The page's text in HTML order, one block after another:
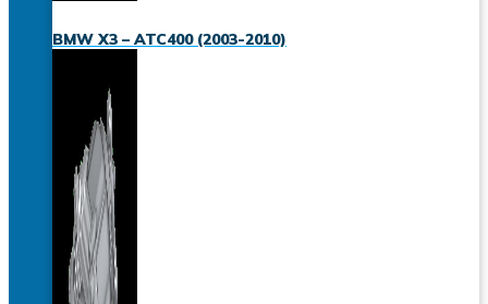
BMW X3 – ATC400 (2003-2010)